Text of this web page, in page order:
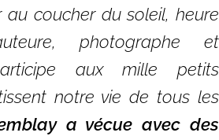
au coucher du soleil, heure
photographe et
aux mille petits
notre vie de tous les
a vécue avec des